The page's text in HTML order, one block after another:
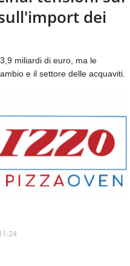
dei
miliardi di euro, ma le
e il settore delle acquaviti.